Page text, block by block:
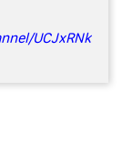
UCJxRNk